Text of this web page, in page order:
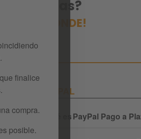
finalice
compra.
posible.
dudas?
RESPONDE!
PAYPAL
¿Qué es PayPal Pago a